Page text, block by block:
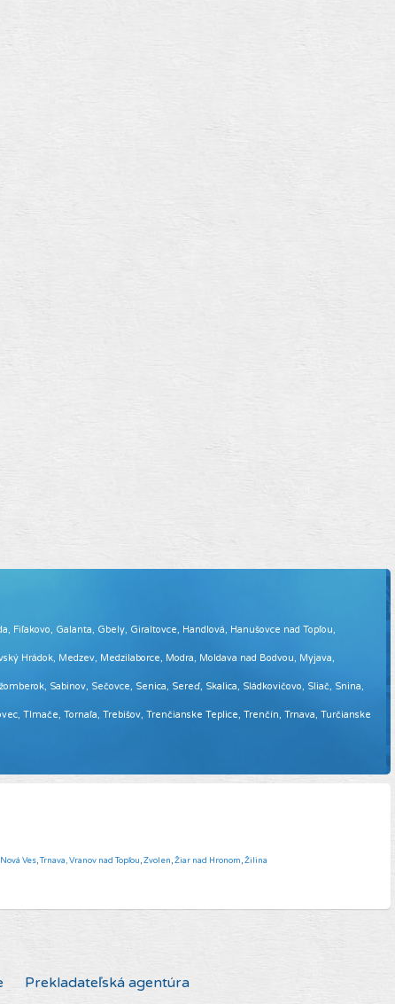
Fiľakovo, Galanta, Gbely, Giraltovce, Handlová, Hanušovce nad Topľou,
Hrádok, Medzev, Medzilaborce, Modra, Moldava nad Bodvou, Myjava,
Sabinov, Sečovce, Senica, Sereď, Skalica, Sládkovičovo, Sliač, Snina,
Tlmače, Tornaľa, Trebišov, Trenčianske Teplice, Trenčín, Trnava, Turčianske
Ves,Trnava,Vranov nad Topľou,Zvolen,Žiar nad Hronom,Žilina
Prekladateľská agentúra